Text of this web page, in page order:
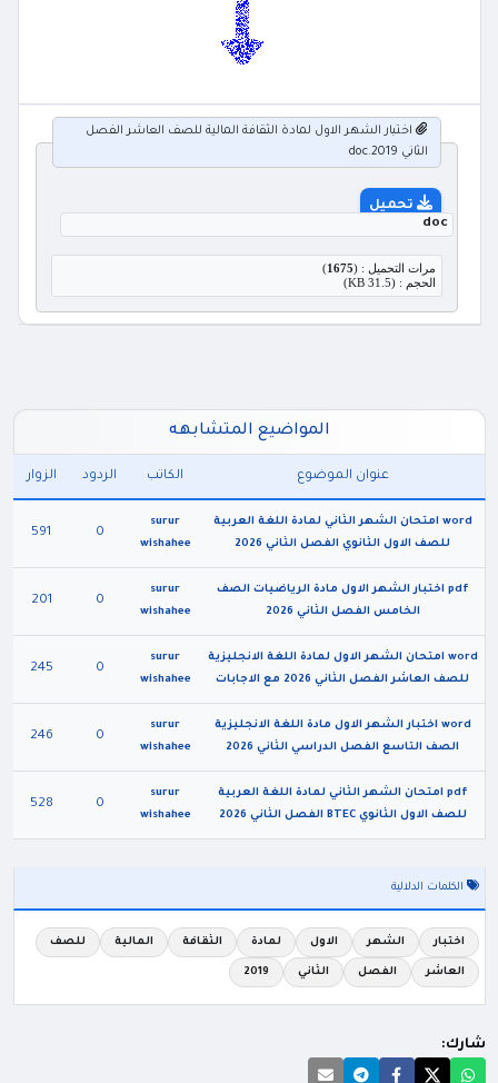
اختبار الشهر الاول لمادة الثقافة المالية للصف العاشر الفصل
الثاني 2019.doc
تحميل
doc
مرات التحميل : (1675
)
الحجم : (31.5 KB)
المواضيع المتشابهه
عنوان الموضوع الكاتب الردود الزوار
word امتحان الشهر الثاني لمادة اللغة العربية
للصف الاول الثانوي الفصل الثاني 2026
surur
wishahee
0
591
pdf اختبار الشهر الاول مادة الرياضيات الصف
الخامس الفصل الثاني 2026
surur
wishahee
0
201
word امتحان الشهر الاول لمادة اللغة الانجليزية
للصف العاشر الفصل الثاني 2026 مع الاجابات
surur
wishahee
0
245
word اختبار الشهر الاول مادة اللغة الانجليزية
الصف التاسع الفصل الدراسي الثاني 2026
surur
wishahee
0
246
pdf امتحان الشهر الثاني لمادة اللغة العربية
للصف الاول الثانوي BTEC الفصل الثاني 2026
surur
wishahee
0
528
الكلمات الدلالية
اختبار الشهر الاول لمادة الثقافة المالية للصف
العاشر الفصل الثاني 2019
شارك: